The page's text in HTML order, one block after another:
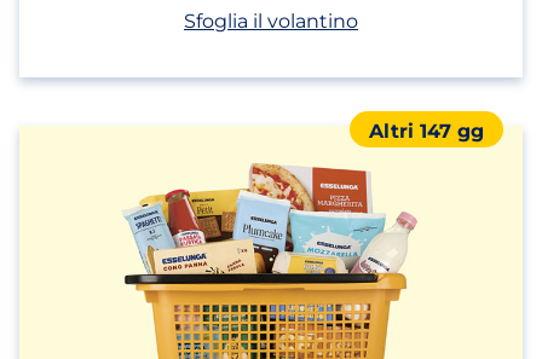
Sfoglia il volantino(apri in un nuovo
Altri 147 gg